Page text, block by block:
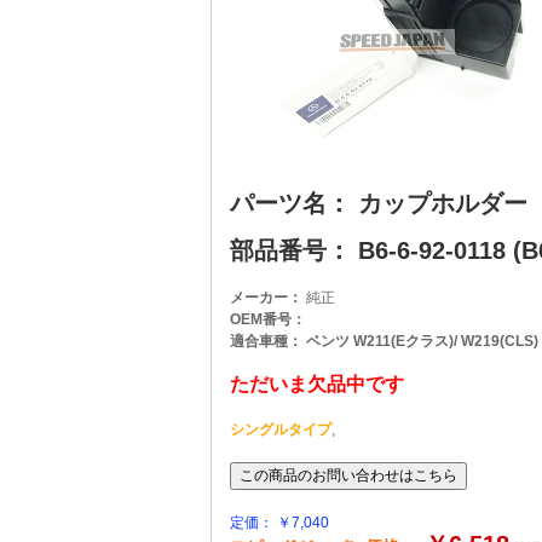
パーツ名： カップホルダー
部品番号： B6-6-92-0118
メーカー： 純正
OEM番号：
適合車種： ベンツ W211(Eクラス)/ W219(CLS)
ただいま欠品中です
シングルタイプ,
定価： ￥7,040